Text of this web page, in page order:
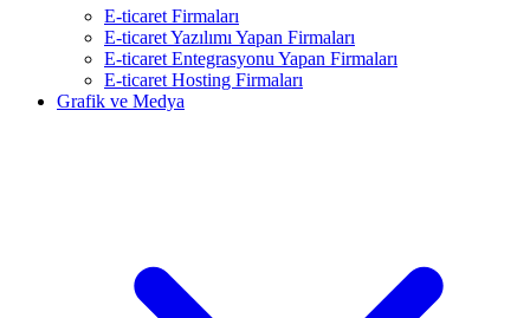
E-ticaret Firmaları
E-ticaret Yazılımı Yapan Firmaları
E-ticaret Entegrasyonu Yapan Firmaları
E-ticaret Hosting Firmaları
Grafik ve Medya